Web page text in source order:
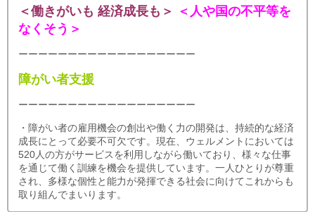
ニュースリリース
＜働きがいも 経済成長も＞ ＜人や国の不平等を
なくそう＞
ーーーーーーーーーーーーーーーーーー
障がい者支援
ーーーーーーーーーーーーーーーーーー
・障がい者の雇用機会の創出や働く力の開発は、持続的な経済
成長にとって必要不可欠です。現在、ウェルメントにおいては
520人の方がサービスを利用しながら働いており、様々な仕事
を通じて働く訓練を機会を提供しています。一人ひとりが尊重
され、多様な個性と能力が発揮できる社会に向けてこれからも
取り組んでまいります。